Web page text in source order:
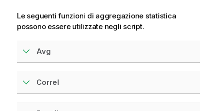
Le seguenti funzioni di aggregazione statistica
possono essere utilizzate negli script.
Avg
Correl